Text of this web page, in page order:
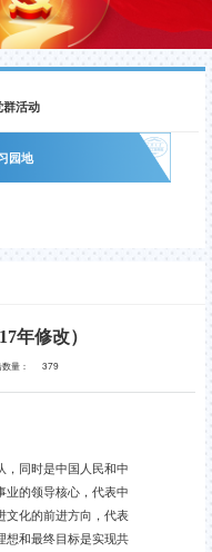
群活动
园地
年修改）
量： 379
同时是中国人民和中
业的领导核心，代表中
文化的前进方向，代表
想和最终目标是实现共